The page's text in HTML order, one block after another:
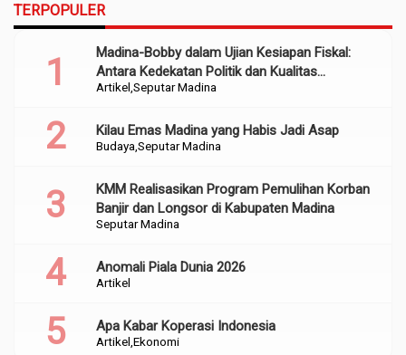
TERPOPULER
Artikel Seputar Madina
Madina-Bobby dalam Ujian Kesiapan Fiskal:
Antara Kedekatan Politik dan Kualitas
Perencanaan
Budaya Seputar Madina
Kilau Emas Madina yang Habis Jadi Asap
Seputar Madina
KMM Realisasikan Program Pemulihan Korban
Banjir dan Longsor di Kabupaten Madina
Artikel
Anomali Piala Dunia 2026
Artikel Ekonomi
Apa Kabar Koperasi Indonesia